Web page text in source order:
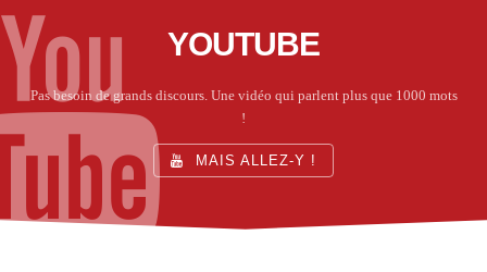
YOUTUBE
Pas besoin de grands discours. Une vidéo qui parlent plus que 1000 mots
!
MAIS ALLEZ-Y !